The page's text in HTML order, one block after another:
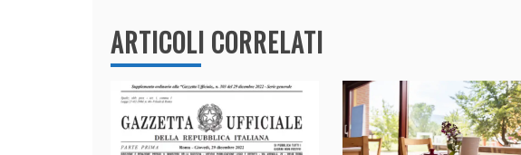
ARTICOLI CORRELATI